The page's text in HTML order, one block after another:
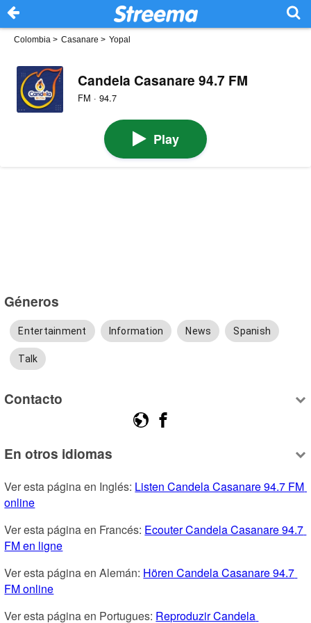
Colombia > Casanare > Yopal
Candela Casanare 94.7 FM
FM · 94.7
Play
Géneros
Entertainment Information News Spanish
Talk
Contacto
En otros idiomas
Ver esta página en Inglés: Listen Candela Casanare 94.7 FM
online
Ver esta página en Francés: Ecouter Candela Casanare 94.7
FM en ligne
Ver esta página en Alemán: Hören Candela Casanare 94.7
FM online
Ver esta página en Portugues: Reproduzir Candela